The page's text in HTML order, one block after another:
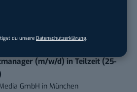
du unsere Datenschutzerklärung
(m/w/d) in Teilzeit (25-
GmbH in München